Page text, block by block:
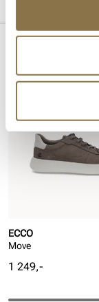
ECCO
Move
Pris
1 249,-